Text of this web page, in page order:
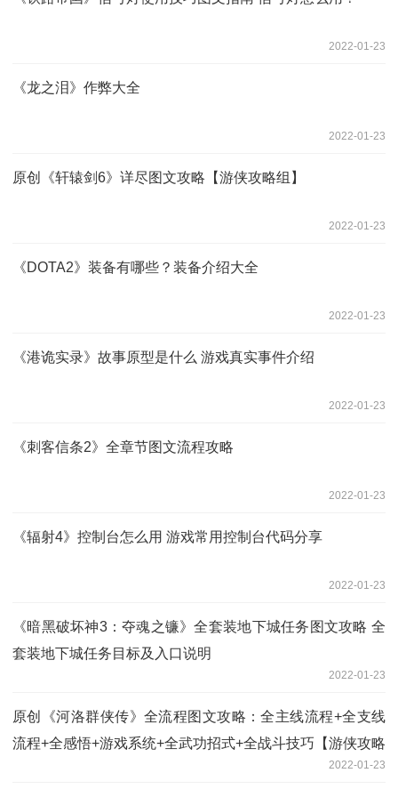
2022-01-23
《龙之泪》作弊大全
2022-01-23
原创《轩辕剑6》详尽图文攻略【游侠攻略组】
2022-01-23
《DOTA2》装备有哪些？装备介绍大全
2022-01-23
《港诡实录》故事原型是什么 游戏真实事件介绍
2022-01-23
《刺客信条2》全章节图文流程攻略
2022-01-23
《辐射4》控制台怎么用 游戏常用控制台代码分享
2022-01-23
《暗黑破坏神3：夺魂之镰》全套装地下城任务图文攻略 全
套装地下城任务目标及入口说明
2022-01-23
原创《河洛群侠传》全流程图文攻略：全主线流程+全支线
流程+全感悟+游戏系统+全武功招式+全战斗技巧【游侠攻略
2022-01-23